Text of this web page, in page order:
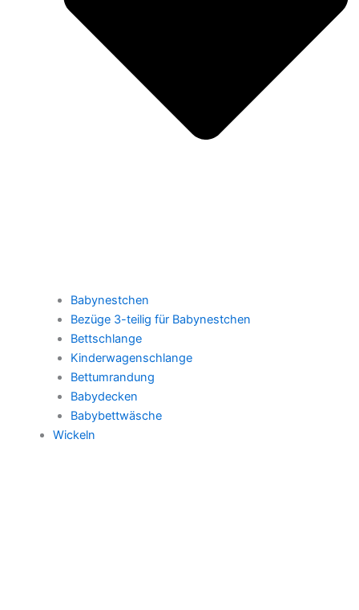
Babynestchen
Bezüge 3-teilig für Babynestchen
Bettschlange
Kinderwagenschlange
Bettumrandung
Babydecken
Babybettwäsche
Wickeln